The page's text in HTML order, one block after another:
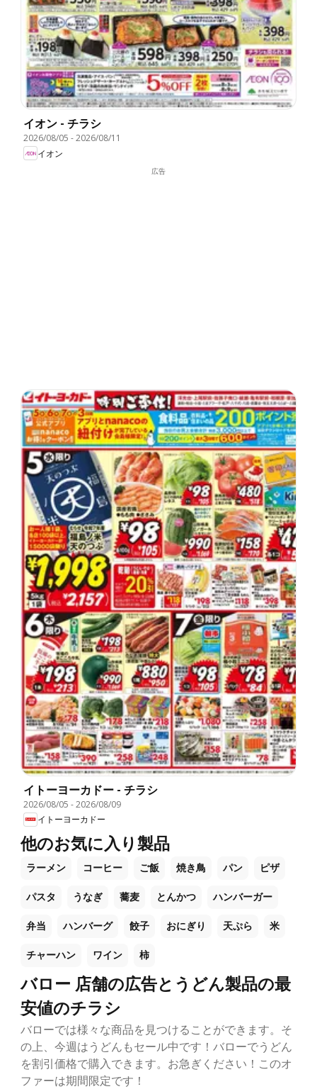
イオン - チラシ
2026/08/05 -2026/08/11
イオン
広告
イトーヨーカドー - チラシ
2026/08/05 -2026/08/09
イトーヨーカドー
他のお気に入り製品
ラーメン コーヒー ご飯 焼き鳥 パン ピザ
パスタ うなぎ 蕎麦 とんかつ ハンバーガー
弁当 ハンバーグ 餃子 おにぎり 天ぷら 米
チャーハン ワイン 柿
バロー 店舗の広告とうどん製品の最
安値のチラシ
バローでは様々な商品を見つけることができます。そ
の上、今週はうどんもセール中です！バローでうどん
を割引価格で購入できます。お急ぎください！このオ
ファーは期間限定です！